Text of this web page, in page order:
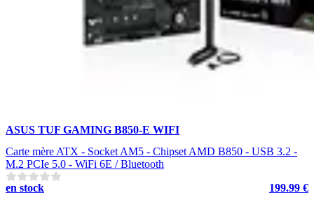
ASUS TUF GAMING B850-E WIFI
Carte mère ATX - Socket AM5 - Chipset AMD B850 - USB 3.2 -
M.2 PCIe 5.0 - WiFi 6E / Bluetooth
en stock
199.99 €